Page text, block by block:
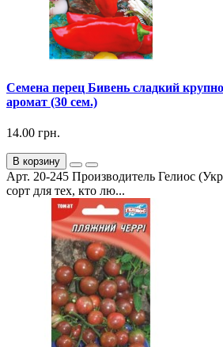
Семена перец Бивень сладкий
аромат (30 сем.)
14.00 грн.
В корзину
Арт. 20-245 Производитель Гелиос
сорт для тех, кто лю...